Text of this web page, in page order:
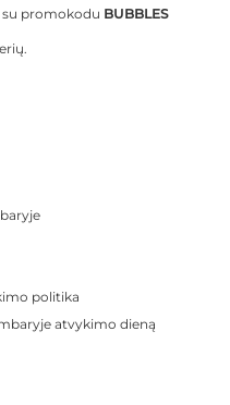
su promokodu BUBBLES
politika
atvykimo dieną